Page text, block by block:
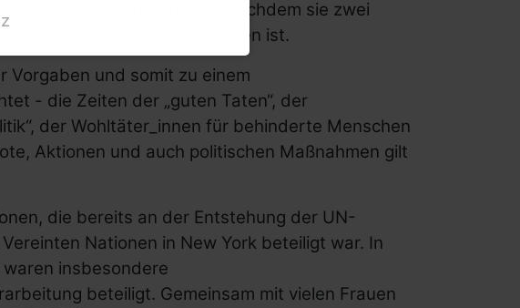
2009 in Kraft getreten, nachdem sie zwei
unterzeichnet worden ist.
Vorgaben und somit zu einem
- die Zeiten der „guten Taten“, der
der Wohltäter_innen für behinderte Menschen
Aktionen und auch politischen Maßnahmen gilt
die bereits an der Entstehung der UN-
Nationen in New York beteiligt war. In
insbesondere
beteiligt. Gemeinsam mit vielen Frauen